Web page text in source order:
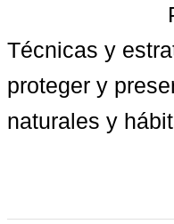
Técnicas y
proteger y
naturales y